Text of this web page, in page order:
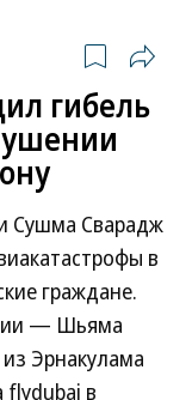
гибель
Сушма Сварадж
в
граждане.
— Шьяма
Эрнакулама
flydubai в